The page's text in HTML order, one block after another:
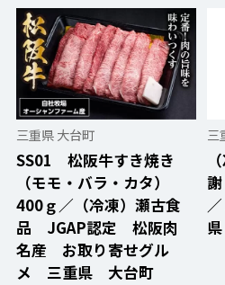
三重県 大台町
SS01 松阪牛すき焼き
（モモ・バラ・カタ）
400ｇ／（冷凍）瀬古食
品 JGAP認定 松阪肉
名産 お取り寄せグル
メ 三重県 大台町
三